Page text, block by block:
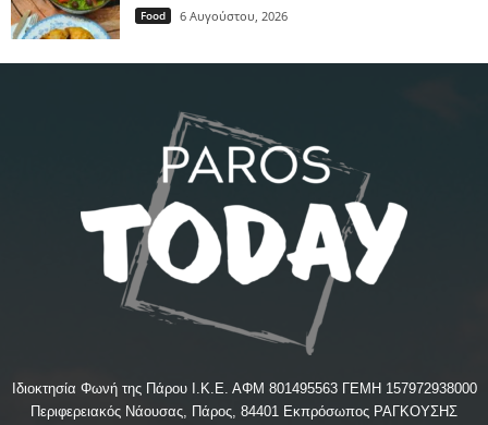
Food 6 Αυγούστου, 2026
Ιδιοκτησία Φωνή της Πάρου Ι.Κ.Ε. ΑΦΜ 801495563 ΓΕΜΗ 157972938000
Περιφερειακός Νάουσας, Πάρος, 84401 Εκπρόσωπος ΡΑΓΚΟΥΣΗΣ